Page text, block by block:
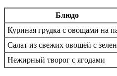
Блюдо
Куриная грудка с овощами на
Салат из свежих овощей с
Нежирный творог с ягодами